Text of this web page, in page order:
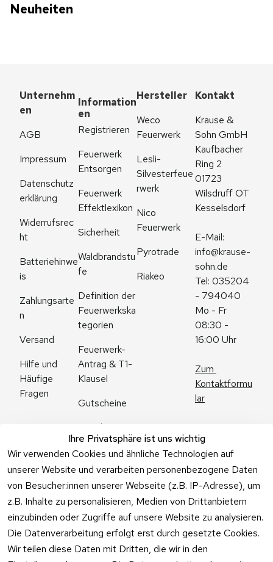
Neuheiten
Ihre Privatsphäre ist uns wichtig
Wir verwenden Cookies und ähnliche Technologien auf
unserer Website und verarbeiten personenbezogene Daten
von Besucher:innen unserer Webseite (z.B. IP-Adresse), um
z.B. Inhalte zu personalisieren, Medien von Drittanbietern
einzubinden oder Zugriffe auf unsere Website zu analysieren.
Die Datenverarbeitung erfolgt erst durch gesetzte Cookies.
Wir teilen diese Daten mit Dritten, die wir in den
Unternehm
en
AGB
Impressum
Datenschutz
erklärung
Widerrufsrec
ht
Batteriehinwe
is
Zahlungsarte
n
Versand
Hilfe und
Häufige
Fragen
Information
en
Registrieren
Feuerwerk
Entsorgen
Feuerwerk
Effektlexikon
Sicherheit
Waldbrandstu
fe
Definition der
Feuerwerkska
tegorien
Feuerwerk-
Antrag & T1-
Klausel
Gutscheine
Angebote
Feuerwerk
Online kaufen
Hersteller
Weco
Feuerwerk
Lesli-
Silvesterfeue
rwerk
Nico
Feuerwerk
Pyrotrade
Riakeo
Kontakt
Krause &
Sohn GmbH
Kaufbacher
Ring 2
01723
Wilsdruff OT
Kesselsdorf
info@krause-
sohn.de
Tel: 035204
- 794040
Mo - Fr
08:30 -
16:00 Uhr
Zum
Kontaktformu
lar
Vertrag
widerrufen